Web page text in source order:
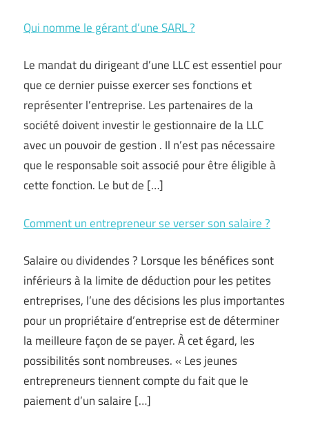
Qui nomme le gérant d’une SARL ?
Le mandat du dirigeant d’une LLC est essentiel pour
que ce dernier puisse exercer ses fonctions et
représenter l’entreprise. Les partenaires de la
société doivent investir le gestionnaire de la LLC
avec un pouvoir de gestion . Il n’est pas nécessaire
que le responsable soit associé pour être éligible à
cette fonction. Le but de […]
Comment un entrepreneur se verser son salaire ?
Salaire ou dividendes ? Lorsque les bénéfices sont
inférieurs à la limite de déduction pour les petites
entreprises, l’une des décisions les plus importantes
pour un propriétaire d’entreprise est de déterminer
la meilleure façon de se payer. À cet égard, les
possibilités sont nombreuses. « Les jeunes
entrepreneurs tiennent compte du fait que le
paiement d’un salaire […]